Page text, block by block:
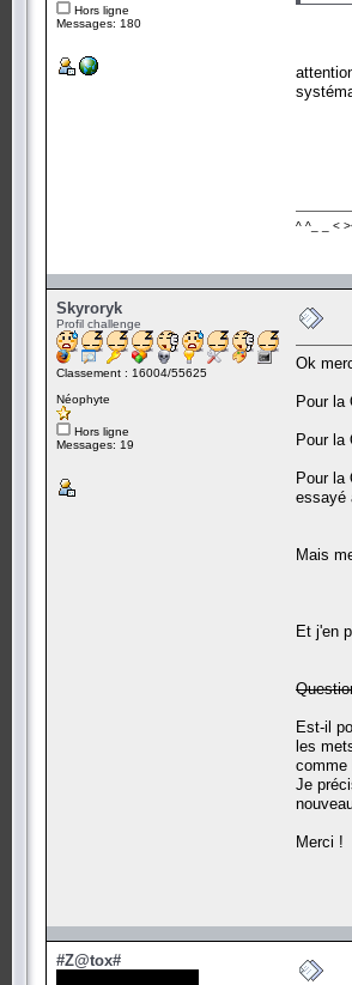
Hors ligne
Messages: 180
^ ^_ _ <
Skyroryk
Profil challenge
Classement : 16004/55625
Néophyte
Hors ligne
Messages: 19
Ok
Pour la
Pour la
Pour
essayé
Mais
Et j'en
Est-il
les
comme
Je
Merci !
#Z@tox#